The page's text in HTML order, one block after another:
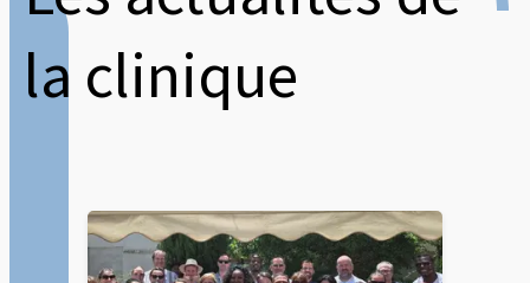
la clinique